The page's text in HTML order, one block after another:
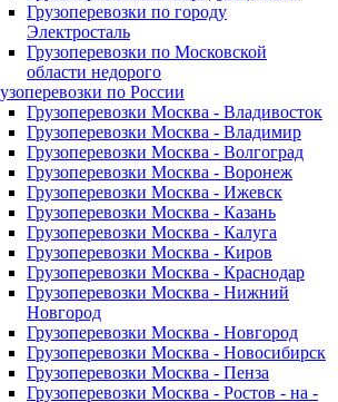
Грузоперевозки по городу
Электросталь
Грузоперевозки по Московской
области недорого
по России
Грузоперевозки Москва - Владивосток
Грузоперевозки Москва - Владимир
Грузоперевозки Москва - Волгоград
Грузоперевозки Москва - Воронеж
Грузоперевозки Москва - Ижевск
Грузоперевозки Москва - Казань
Грузоперевозки Москва - Калуга
Грузоперевозки Москва - Киров
Грузоперевозки Москва - Краснодар
Грузоперевозки Москва - Нижний
Новгород
Грузоперевозки Москва - Новгород
Грузоперевозки Москва - Новосибирск
Грузоперевозки Москва - Пенза
Грузоперевозки Москва - Ростов - на -